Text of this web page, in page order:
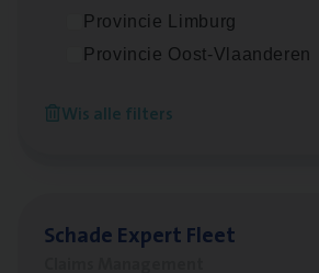
Provincie Limburg
Provincie Oost-Vlaanderen
Wis alle filters
Busi­ness Mana­ger Mari­ne
Antwerpen
Scha­de Expert Fleet